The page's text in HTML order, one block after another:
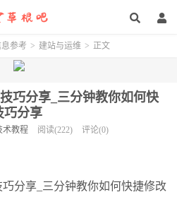
参考 > 建站与运维 > 正文
巧分享_三分钟教你如何快
巧分享
术教程 阅读(222) 评论(0)